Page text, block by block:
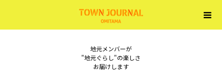
地元メンバーが
"地元ぐらし"の楽しさ
お届けします